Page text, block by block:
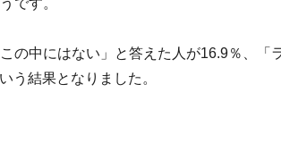
です。
の中にはない」と答えた人が16.9％、「
う結果となりました。